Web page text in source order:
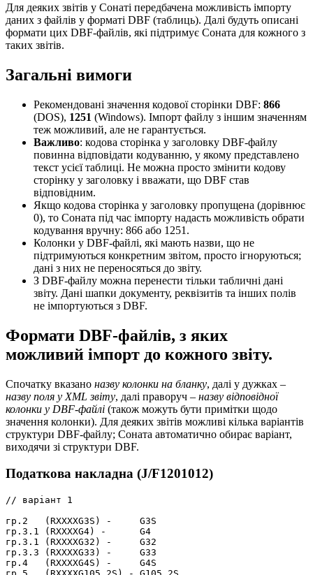
Для деяких звітів у Сонаті передбачена можливість імпорту
даних з файлів у форматі DBF (таблиць). Далі будуть описані
формати цих DBF-файлів, які підтримує Соната для кожного з
таких звітів.
Загальні вимоги
Рекомендовані значення кодової сторінки DBF: 866
(DOS), 1251 (Windows). Імпорт файлу з іншим значенням
теж можливий, але не гарантується.
Важливо: кодова сторінка у заголовку DBF-файлу
повинна відповідати кодуванню, у якому представлено
текст усієї таблиці. Не можна просто змінити кодову
сторінку у заголовку і вважати, що DBF став
відповідним.
Якщо кодова сторінка у заголовку пропущена (дорівнює
0), то Соната під час імпорту надасть можливість обрати
кодування вручну: 866 або 1251.
Колонки у DBF-файлі, які мають назви, що не
підтримуються конкретним звітом, просто ігноруються;
дані з них не переносяться до звіту.
З DBF-файлу можна перенести тільки табличні дані
звіту. Дані шапки документу, реквізитів та інших полів
не імпортуються з DBF.
Формати DBF-файлів, з яких
можливий імпорт до кожного звіту.
Спочатку вказано назву колонки на бланку, далі у дужках –
назву поля у XML звіту, далі праворуч – назву відповідної
колонки у DBF-файлі (також можуть бути примітки щодо
значення колонки). Для деяких звітів можливі кілька варіантів
структури DBF-файлу; Соната автоматично обирає варіант,
виходячи зі структури DBF.
Податкова накладна (J/F1201012)
// варіант 1
гр.2   (RXXXXG3S) -     G3S
гр.3.1 (RXXXXG4) -      G4
гр.3.1 (RXXXXG32) -     G32
гр.3.3 (RXXXXG33) -     G33
гр.4   (RXXXXG4S) -     G4S